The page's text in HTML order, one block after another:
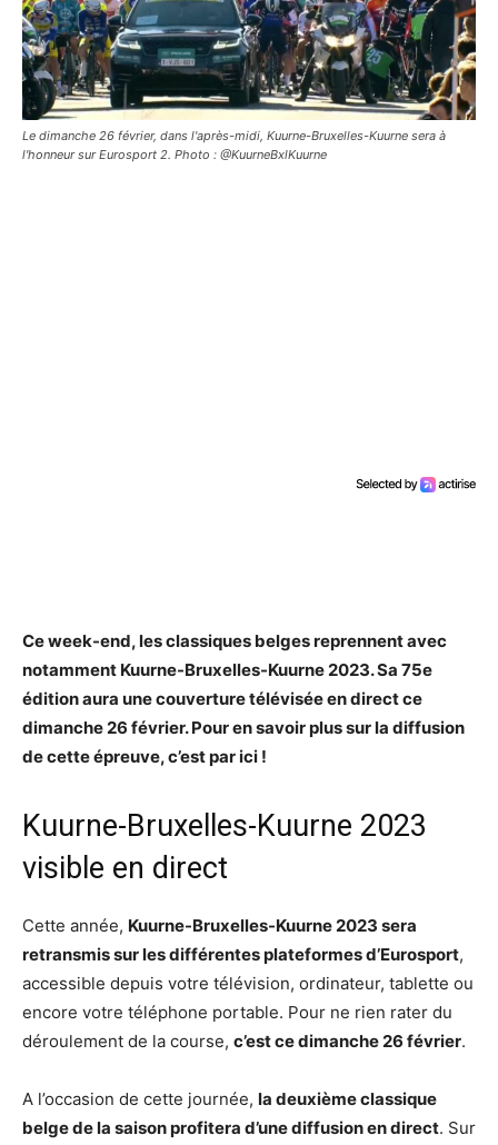
Le dimanche 26 février, dans l'après-midi, Kuurne-Bruxelles-Kuurne sera à
l'honneur sur Eurosport 2. Photo : @KuurneBxlKuurne
Ce week-end, les classiques belges reprennent avec
notamment Kuurne-Bruxelles-Kuurne 2023. Sa 75e
édition aura une couverture télévisée en direct ce
dimanche 26 février. Pour en savoir plus sur la diffusion
de cette épreuve, c’est par ici !
Kuurne-Bruxelles-Kuurne 2023
visible en direct
Cette année, Kuurne-Bruxelles-Kuurne 2023 sera
retransmis sur les différentes plateformes d’Eurosport,
accessible depuis votre télévision, ordinateur, tablette ou
encore votre téléphone portable. Pour ne rien rater du
déroulement de la course, c’est ce dimanche 26 février.
A l’occasion de cette journée, la deuxième classique
belge de la saison profitera d’une diffusion en direct. Sur